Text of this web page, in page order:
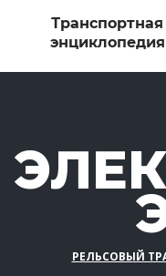
РЕЛЬСОВЫЙ